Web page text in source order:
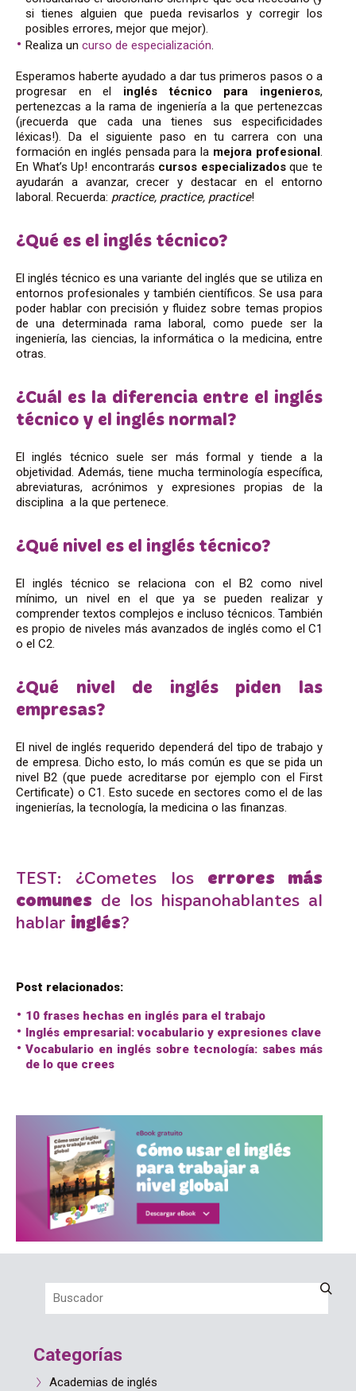
si tienes alguien que pueda revisarlos y corregir los
posibles errores, mejor que mejor).
Realiza un curso de especialización
Esperamos haberte ayudado a dar tus primeros pasos o a
progresar en el inglés técnico para ingenieros,
pertenezcas a la rama de ingeniería a la que pertenezcas
(¡recuerda que cada una tienes sus especificidades
léxicas!). Da el siguiente paso en tu carrera con una
formación en inglés pensada para la mejora profesional
En What’s Up! encontrarás cursos especializadosque te
ayudarán a avanzar, crecer y destacar en el entorno
laboral. Recuerda: practice, practice, practice!
¿Qué es el inglés técnico?
El inglés técnico es una variante del inglés que se utiliza en
entornos profesionales y también científicos. Se usa para
poder hablar con precisión y fluidez sobre temas propios
de una determinada rama laboral, como puede ser la
ingeniería, las ciencias, la informática o la medicina, entre
otras.
¿Cuál es la diferencia entre el inglés
técnico y el inglés normal?
El inglés técnico suele ser más formal y tiende a la
objetividad. Además, tiene mucha terminología específica,
abreviaturas, acrónimos y expresiones propias de la
disciplina a la que pertenece.
¿Qué nivel es el inglés técnico?
El inglés técnico se relaciona con el B2 como nivel
mínimo, un nivel en el que ya se pueden realizar y
comprender textos complejos e incluso técnicos. También
es propio de niveles más avanzados de inglés como el C1
o el C2.
¿Qué nivel de inglés piden las
empresas?
El nivel de inglés requerido dependerá del tipo de trabajo y
de empresa. Dicho esto, lo más común es que se pida un
nivel B2 (que puede acreditarse por ejemplo con el First
Certificate) o C1. Esto sucede en sectores como el de las
ingenierías, la tecnología, la medicina o las finanzas.
TEST: ¿Cometes los errores más
comunes de los hispanohablantes al
hablar inglés?
Post relacionados:
10 frases hechas en inglés para el trabajo
Inglés empresarial: vocabulario y expresiones clave
Vocabulario en inglés sobre tecnología: sabes más
de lo que crees
Categorías
Academias de inglés